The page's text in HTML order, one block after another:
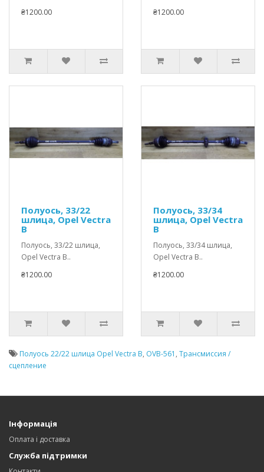
₴1200.00
₴1200.00
Полуось, 33/22
шлица, Opel Vectra
B
Полуось, 33/22 шлица,
Opel Vectra B..
₴1200.00
Полуось, 33/34
шлица, Opel Vectra
B
Полуось, 33/34 шлица,
Opel Vectra B..
₴1200.00
Полуось 22/22 шлица Opel Vectra B, OVB-561 , Трансмиссия /
сцепление
Інформація
Оплата і доставка
Служба підтримки